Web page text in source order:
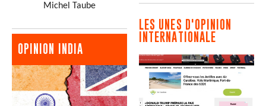
Michel Taube
OPINION INDIA
LES UNES D'OPINION
INTERNATIONALE